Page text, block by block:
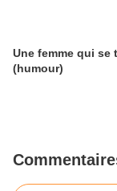
Une femme qui se
(humour)